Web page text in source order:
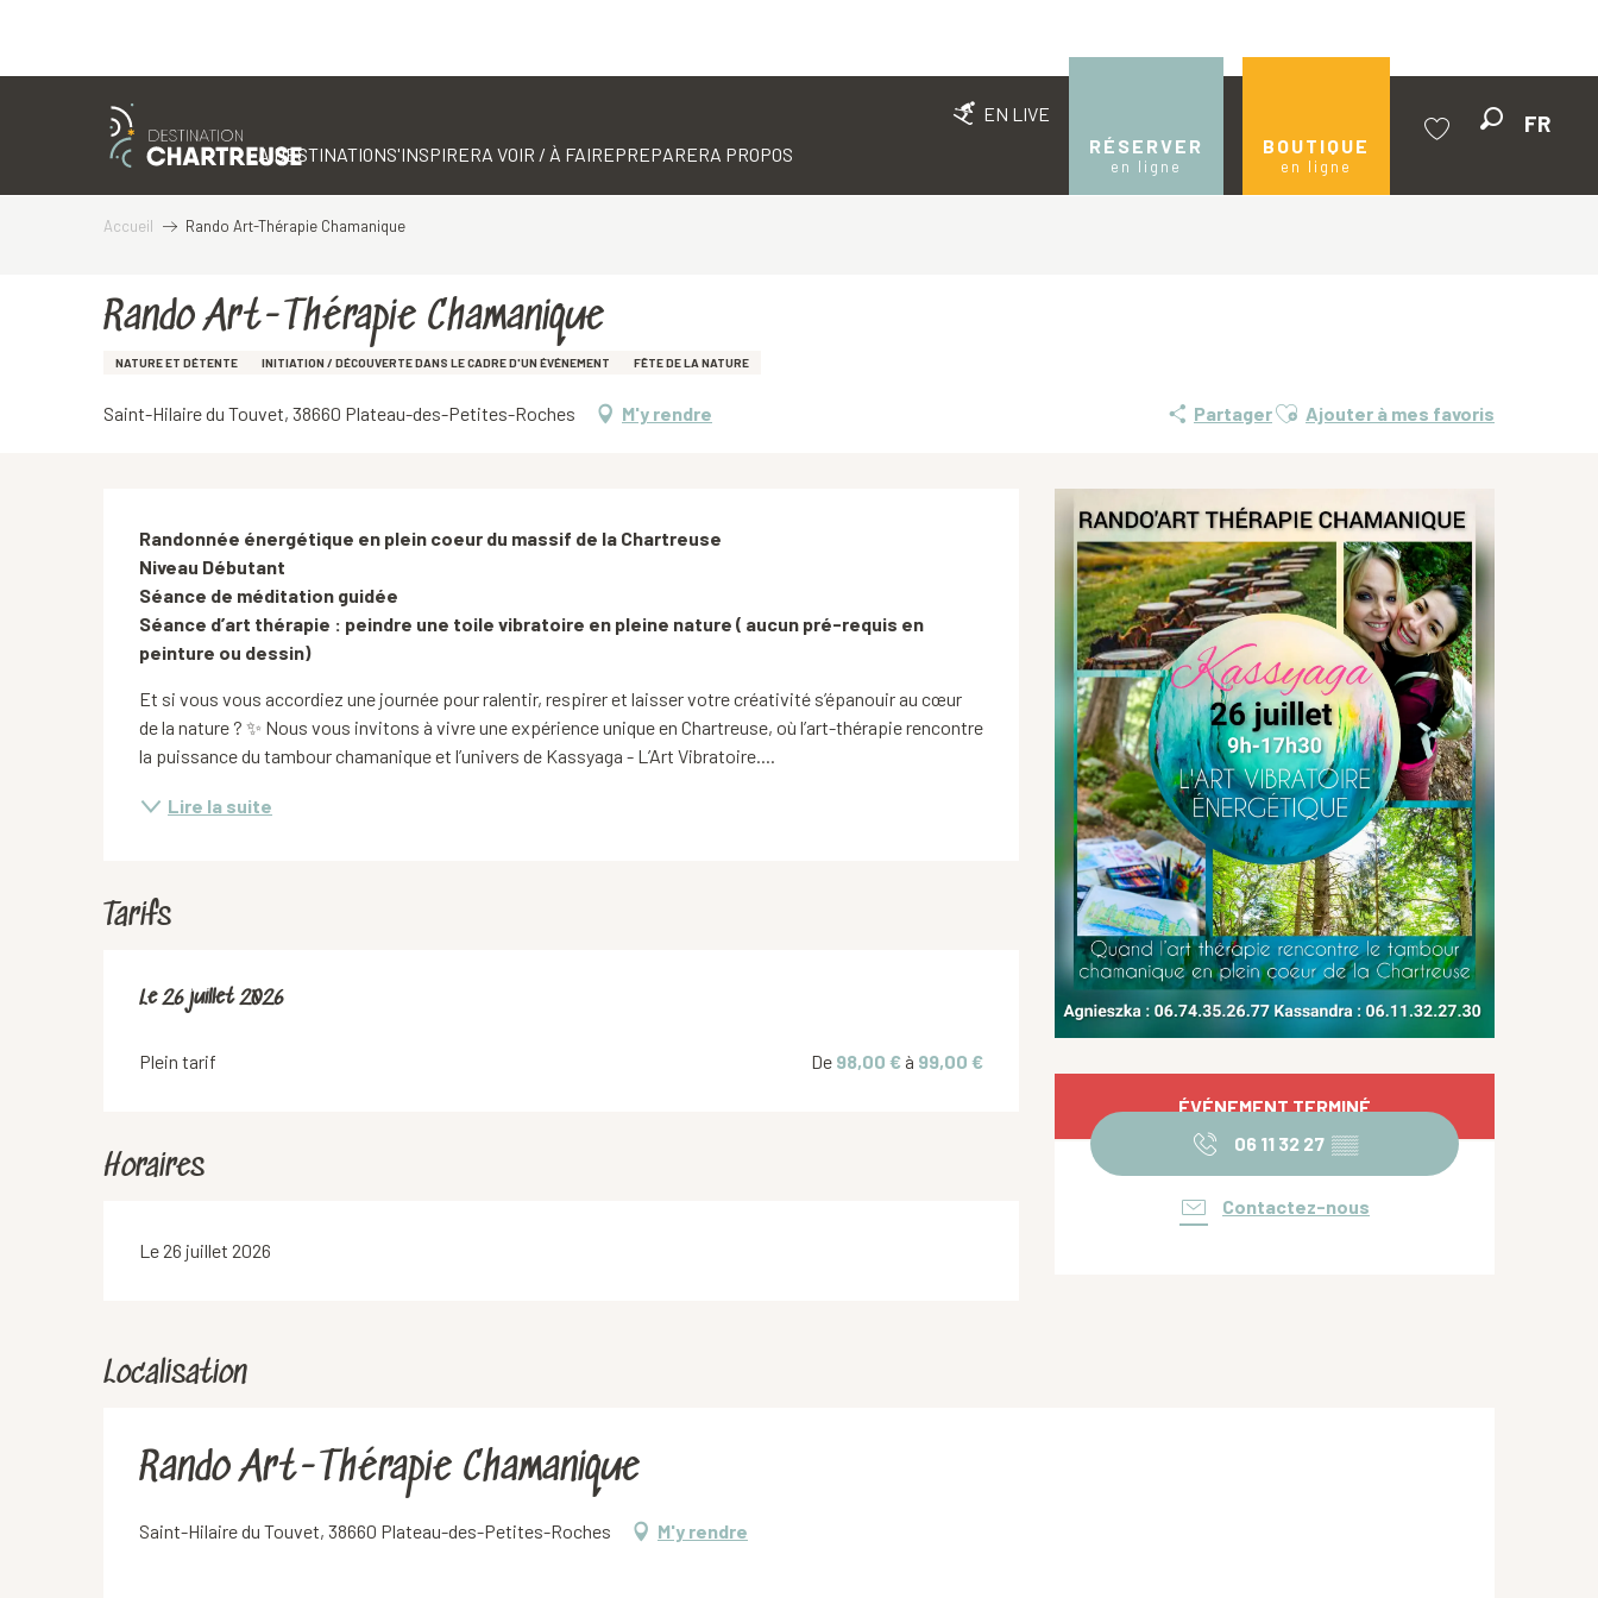
EN LIVE
RÉSERVER
en ligne
BOUTIQUE
en ligne
FR
LA DESTINATIONS'INSPIRERA VOIR / À FAIREPREPARERA PROPOS
Accueil Rando Art-Thérapie Chamanique
Rando Art-Thérapie Chamanique
NATURE ET DÉTENTE INITIATION / DÉCOUVERTE DANS LE CADRE D'UN ÉVÉNEMENT FÊTE DE LA NATURE
Saint-Hilaire du Touvet, 38660 Plateau-des-Petites-Roches M'y rendre PartagerAjouter aux favoris
Ajouter à mes favoris
Ouverture et coordonnées
ÉVÉNEMENT TERMINÉ
06 11 32 27 ▒▒
Contactez-nous
Description
Randonnée énergétique en plein coeur du massif de la Chartreuse
Niveau Débutant
Séance de méditation guidée
Séance d’art thérapie : peindre une toile vibratoire en pleine nature ( aucun pré-requis en
peinture ou dessin)
Et si vous vous accordiez une journée pour ralentir, respirer et laisser votre créativité s’épanouir au cœur
de la nature ? ✨ Nous vous invitons à vivre une expérience unique en Chartreuse, où l’art-thérapie rencontre
la puissance du tambour chamanique et l’univers de Kassyaga - L’Art Vibratoire....
Lire la suite
Tarifs
Le26 juillet 2026
Le26 juillet 2026
Plein tarif De 98,00 € à 99,00 €
Horaires
Le 26 juillet 2026
Localisation
Rando Art-Thérapie Chamanique
Saint-Hilaire du Touvet, 38660 Plateau-des-Petites-Roches M'y rendre